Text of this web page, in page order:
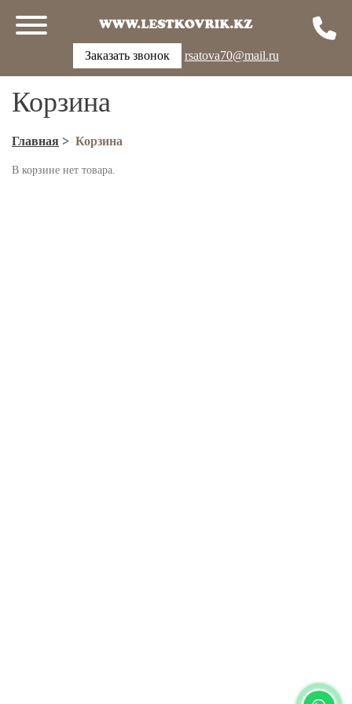
Заказать звонок rsatova70@mail.ru
Корзина
Главная > Корзина
В корзине нет товара.